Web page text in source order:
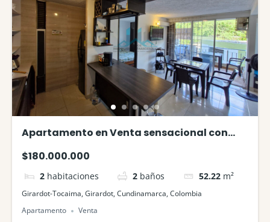
Apartamento en Venta sensacional con
$180.000.000
2 habitaciones 2 baños 52.22 m²
Girardot-Tocaima, Girardot, Cundinamarca, Colombia
Apartamento
Venta